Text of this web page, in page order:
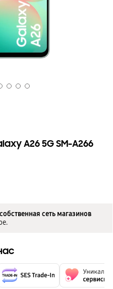
A26 5G SM-A266
собственная сеть магазинов